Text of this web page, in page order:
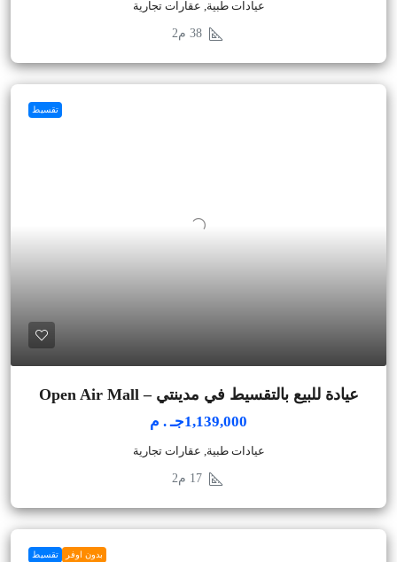
عيادات طبية, عقارات تجارية
38 م2
تقسيط
عيادة للبيع بالتقسيط في مدينتي – Open Air Mall
1,139,000جـ . م
عيادات طبية, عقارات تجارية
17 م2
بدون اوفر تقسيط